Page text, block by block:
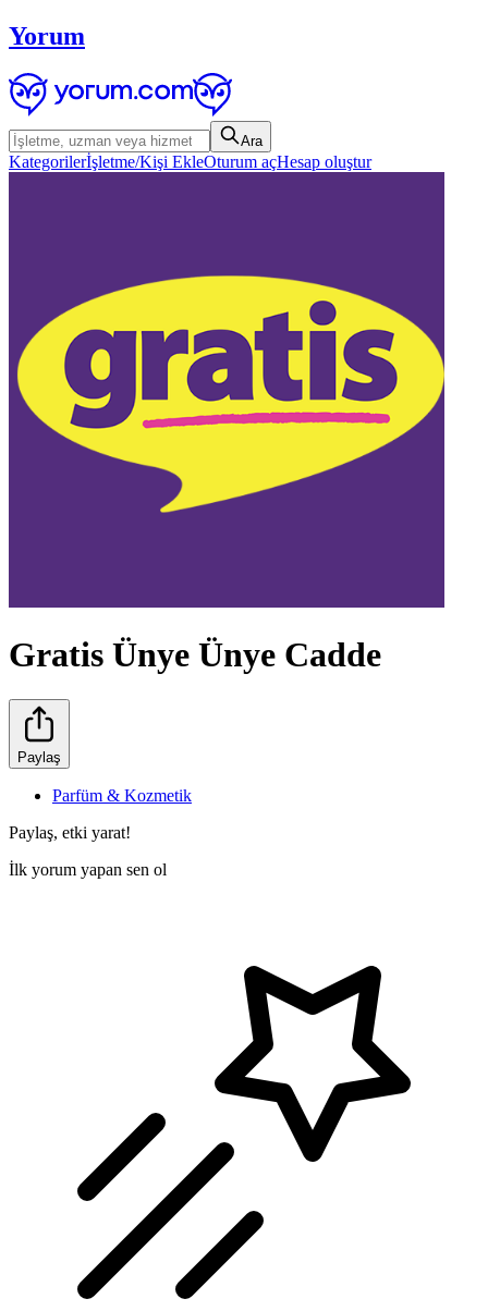
Yorum
Ara
Kategorilerİşletme/Kişi EkleOturum açHesap oluştur
Gratis Ünye Ünye Cadde
Paylaş
Parfüm & Kozmetik
Paylaş, etki yarat!
İlk yorum yapan sen ol